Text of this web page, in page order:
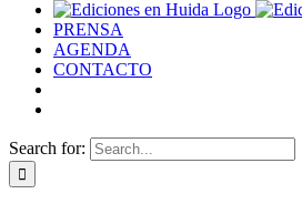
PRENSA
AGENDA
CONTACTO
Search for: